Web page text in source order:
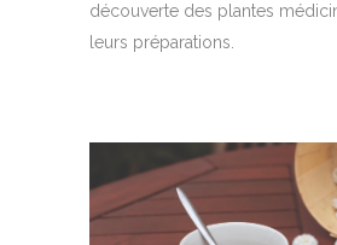
découverte des plantes
leurs préparations.